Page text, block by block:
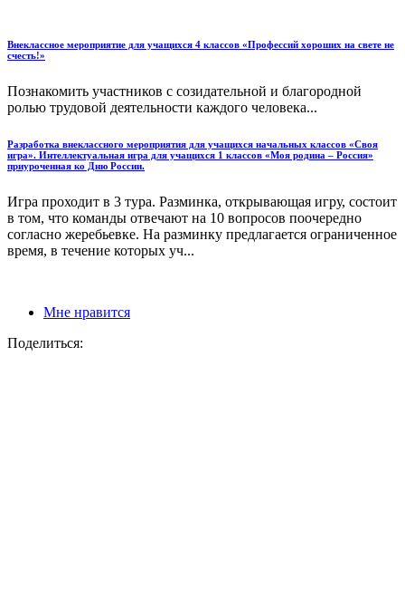
Внеклассное мероприятие для учащихся 4 классов «Профессий хороших на свете не
счесть!»
Познакомить участников с созидательной и благородной
ролью трудовой деятельности каждого человека...
Разработка внеклассного мероприятия для учащихся начальных классов «Своя
игра». Интеллектуальная игра для учащихся 1 классов «Моя родина – Россия»
приуроченная ко Дню России.
Игра проходит в 3 тура. Разминка, открывающая игру, состоит
в том, что команды отвечают на 10 вопросов поочередно
согласно жеребьевке. На разминку предлагается ограниченное
время, в течение которых уч...
Мне нравится
Поделиться: